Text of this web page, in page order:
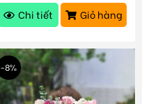
Chi tiết
Giỏ hàng
-8%